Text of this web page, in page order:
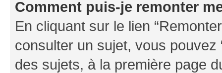
Comment puis-je remonter
En cliquant sur le lien
consulter un sujet, vous pouvez
des sujets, à la première page